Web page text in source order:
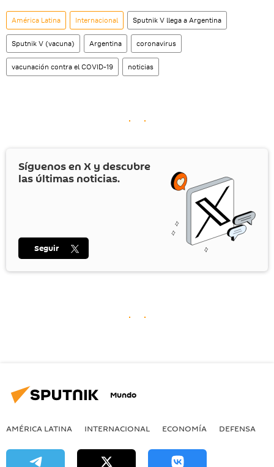
América Latina Internacional Sputnik V llega a Argentina
Sputnik V (vacuna) Argentina coronavirus
vacunación contra el COVID-19 noticias
Síguenos en X y descubre
las últimas noticias.
Seguir
Mundo
AMÉRICA LATINA INTERNACIONAL ECONOMÍA DEFENSA